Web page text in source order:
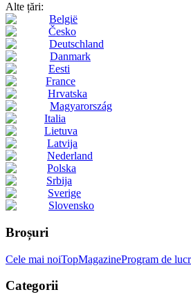
Alte țări:
België
Česko
Deutschland
Danmark
Eesti
France
Hrvatska
Magyarország
Italia
Lietuva
Latvija
Nederland
Polska
Srbija
Sverige
Slovensko
Broșuri
Cele mai noiTopMagazineProgram de
Categorii